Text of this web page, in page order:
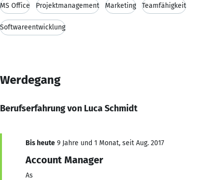
MS Office Projektmanagement Marketing Teamfähigkeit
Softwareentwicklung
Werdegang
Berufserfahrung von Luca Schmidt
Bis heute 9 Jahre und 1 Monat, seit Aug. 2017
Account Manager
As